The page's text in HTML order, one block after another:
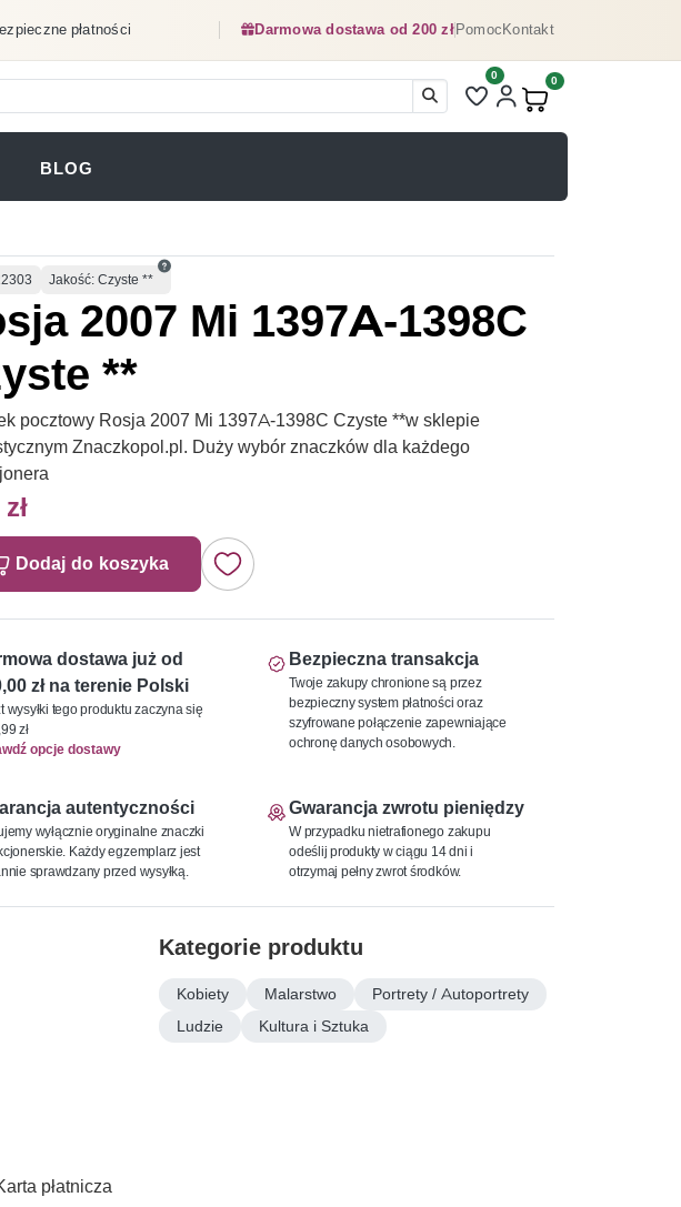
płatności Darmowa dostawa od 200 złPomocKontakt
Liczba pozycji na liście
0
Produkty w koszyku:
0
BLOG
Jakość: Czyste **
2007 Mi 1397A-1398C
**
pocztowy Rosja 2007 Mi 1397A-1398C Czyste **w sklepie
Znaczkopol.pl. Duży wybór znaczków dla każdego
Dodaj do koszyka
dostawa już od
zł na terenie Polski
wysyłki tego produktu zaczyna się
zł
opcje dostawy
Bezpieczna transakcja
Twoje zakupy chronione są przez
bezpieczny system płatności oraz
szyfrowane połączenie zapewniające
ochronę danych osobowych.
autentyczności
wyłącznie oryginalne znaczki
Każdy egzemplarz jest
sprawdzany przed wysyłką.
Gwarancja zwrotu pieniędzy
W przypadku nietrafionego zakupu
odeślij produkty w ciągu 14 dni i
otrzymaj pełny zwrot środków.
płatnicza
Kategorie produktu
Kobiety Malarstwo
Portrety / Autoportrety
Ludzie
Kultura i Sztuka